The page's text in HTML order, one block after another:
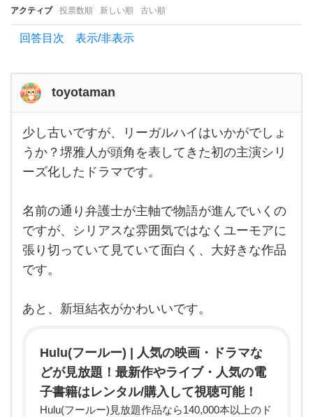
だ
と
適切
に
ほ
ど
が
あ
る」
が面
白く
好き
す。
毎週
末に
アクティブ 投票数順 新しい順 古い順
回答目次 表示/非表示
toyotaman
少し
古い
です
が、
ハイ
はい
かが
でし
ょう
か？
堺雅
を表
して
少し古いですが、リーガルハイはいかがでしょ
うか？堺雅人が頭角を表してきた初の主演シリ
ーズ化したドラマです。
名前の通り弁護士が主軸で物語が進んでいくの
ですが、シリアスな雰囲気ではなくユーモアに
張り切っていて見ていて面白く、大好きな作品
です。
あと、新垣結衣がかわいいです。
Hulu(フールー) | 人気の映画・ドラマな
どが見放題！最新作やライブ・人気の電
子書籍はレンタル/購入して視聴可能！
Hulu(フールー)見放題作品なら140,000本以上のド